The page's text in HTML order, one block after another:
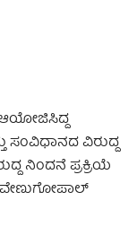
ಆಯೋಜಿಸಿದ್ದ
ಸಂವಿಧಾನದ ವಿರುದ್ದ
ನಿಂದನೆ ಪ್ರಕ್ರಿಯೆ